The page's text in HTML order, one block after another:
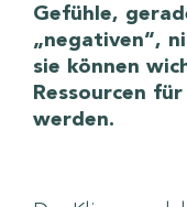
Gefühle,
„negativen“,
sie können
Ressourcen
werden.